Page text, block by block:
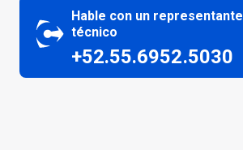
Hable con un representante
técnico
+52.55.6952.5030